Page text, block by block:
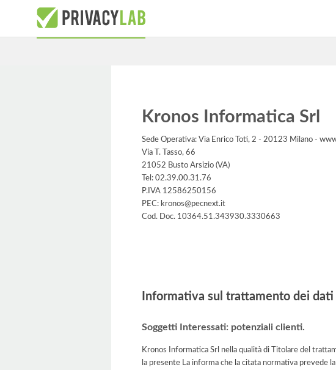
Kronos Informatica Srl
Sede Operativa: Via Enrico Toti, 2 - 20123 Milano -
Via T. Tasso, 66
21052 Busto Arsizio (VA)
Tel: 02.39.00.31.76
P.IVA 12586250156
PEC: kronos@pecnext.it
Cod. Doc. 10364.51.343930.3330663
Informativa sul trattamento dei
Soggetti Interessati: potenziali clienti.
Kronos Informatica Srl nella qualità di Titolare del
la presente La informa che la citata normativa prevede